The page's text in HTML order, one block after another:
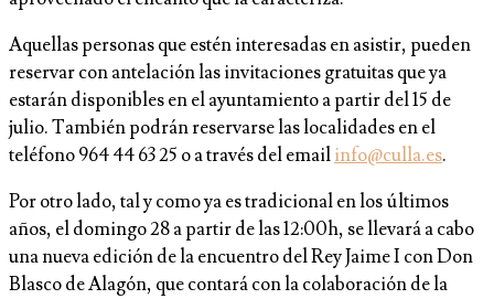
Aquellas personas que estén interesadas en asistir, pueden
reservar con antelación las invitaciones gratuitas que ya
estarán disponibles en el ayuntamiento a partir del 15 de
julio. También podrán reservarse las localidades en el
teléfono 964 44 63 25 o a través del emailinfo@culla.es.
Por otro lado, tal y como ya es tradicional en los últimos
años, el domingo 28 a partir de las 12:00h, se llevará a cabo
una nueva edición de la encuentro del Rey Jaime I con Don
Blasco de Alagón, que contará con la colaboración de la